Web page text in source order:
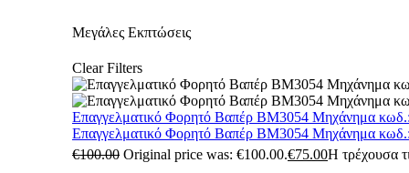
Μεγάλες Εκπτώσεις
Clear Filters
Επαγγελματικό Φορητό Βαπέρ BM3054 Μηχάνημα
Επαγγελματικό Φορητό Βαπέρ BM3054 Μηχάνημα
€100.00 Original price was: €100.00.€75.00Η τρέχουσα